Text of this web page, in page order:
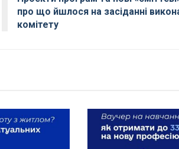
про що йшлося на засіданні
комітету